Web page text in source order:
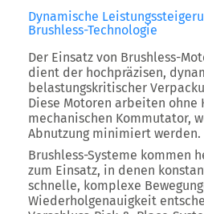
Dynamische
Brushless-Technologie
Der Einsatz von Brushless-
dient der hochpräzisen,
belastungskritischer
Diese Motoren arbeiten ohne
mechanischen Kommutator,
Abnutzung minimiert werden.
Brushless-Systeme kommen
zum Einsatz, in denen
schnelle, komplexe
Wiederholgenauigkeit